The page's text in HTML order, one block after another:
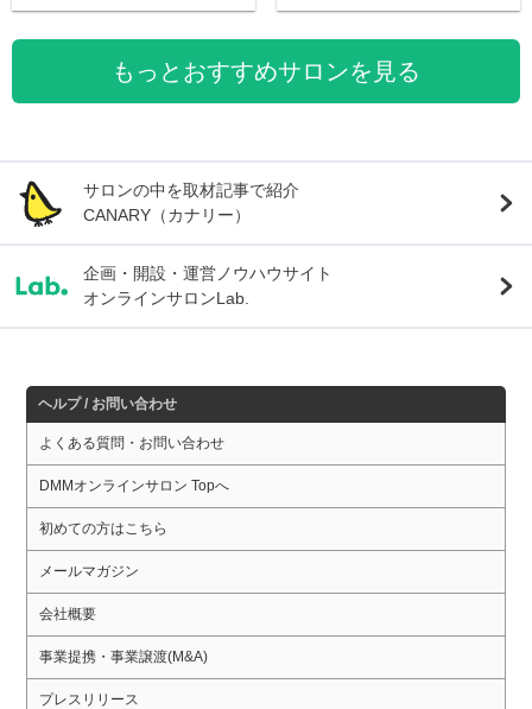
もっとおすすめサロンを見る
サロンの中を取材記事で紹介
CANARY（カナリー）
企画・開設・運営ノウハウサイト
オンラインサロンLab.
ヘルプ / お問い合わせ
よくある質問・お問い合わせ
DMMオンラインサロン Topへ
初めての方はこちら
メールマガジン
会社概要
事業提携・事業譲渡(M&A)
プレスリリース